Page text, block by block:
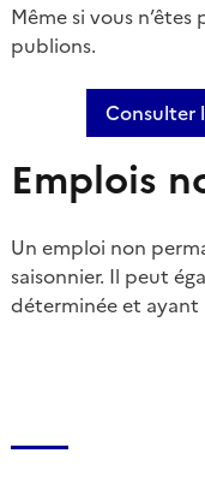
Même si vous
publions.
Consulter
Emplois
Un emploi non
saisonnier. Il peut
déterminée et